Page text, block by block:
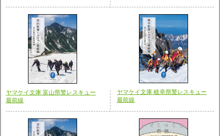
ヤマケイ文庫 富山県警レスキュー
最前線
ヤマケイ文庫 岐阜県警レスキュー
最前線